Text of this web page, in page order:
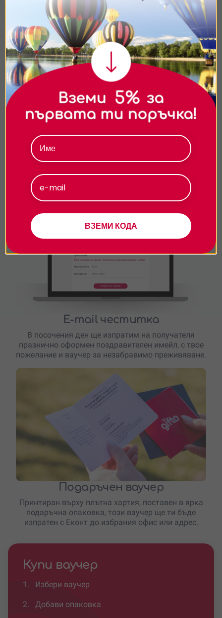
веднага след завършването на поръчката. Вземи
1лв отстъпка за всеки е-ваучер.
E-mail честитка
В посочения ден ще изпратим на получателя
празнично оформен поздравителен имейл, с твое
пожелание и ваучер за незабравимо преживяване.
Подаръчен ваучер
Принтиран върху плътна хартия, поставен в ярка
подаръчна опаковка, този ваучер ще ти бъде
изпратен с Еконт до избрания офис или адрес.
Купи ваучер
1. Избери ваучер
2. Добави опаковка
ВЗЕМИ КОДА
Ние използваме бисквитки. Използваме
бисквитки и подобни технологии, за да осигурим
работата на уебсайта, да подобрим
изживяването ви, да анализираме използването
на сайта и да ви показваме персонализирано
съдържание и реклами. Можете да приемете
всички бисквитки, да откажете всички или да
изберете предпочитания.За повече информация
относно начина, по който обработваме вашите
поверителност.
Приемам